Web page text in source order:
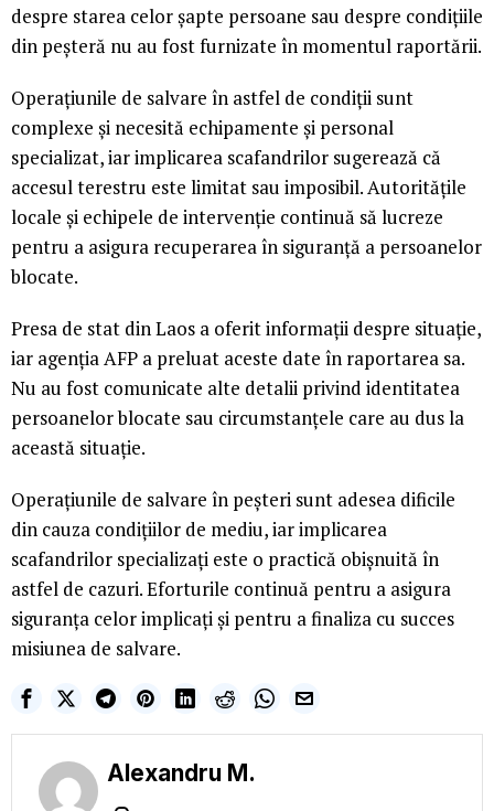
despre starea celor șapte persoane sau despre condițiile
din peșteră nu au fost furnizate în momentul raportării.
Operațiunile de salvare în astfel de condiții sunt
complexe și necesită echipamente și personal
specializat, iar implicarea scafandrilor sugerează că
accesul terestru este limitat sau imposibil. Autoritățile
locale și echipele de intervenție continuă să lucreze
pentru a asigura recuperarea în siguranță a persoanelor
blocate.
Presa de stat din Laos a oferit informații despre situație,
iar agenția AFP a preluat aceste date în raportarea sa.
Nu au fost comunicate alte detalii privind identitatea
persoanelor blocate sau circumstanțele care au dus la
această situație.
Operațiunile de salvare în peșteri sunt adesea dificile
din cauza condițiilor de mediu, iar implicarea
scafandrilor specializați este o practică obișnuită în
astfel de cazuri. Eforturile continuă pentru a asigura
siguranța celor implicați și pentru a finaliza cu succes
misiunea de salvare.
Alexandru M.